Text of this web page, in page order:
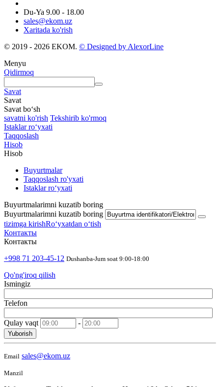
Du-Ya 9.00 - 18.00
sales@ekom.uz
Xaritada ko'rish
© 2019 - 2026 EKOM. © Designed by AlexorLine
Menyu
Qidirmoq
Savat
Savat
Savat bo‘sh
savatni ko'rish Tekshirib ko'rmoq
Istaklar roʻyxati
Taqqoslash
Hisob
Hisob
Buyurtmalar
Taqqoslash ro'yxati
Istaklar roʻyxati
Buyurtmalarimni kuzatib boring
Buyurtmalarimni kuzatib boring
tizimga kirishRoʻyxatdan oʻtish
Контакты
Контакты
+998 71 203-45-12 Dushanba-Jum soat 9:00-18:00
Qo'ng'iroq qilish
Ismingiz
Telefon
Qulay vaqt -
Yuborish
Email sales@ekom.uz
Manzil